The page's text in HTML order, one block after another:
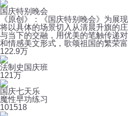
国庆特别晚会
《原创》：《国庆特别晚会》为展
将以具体的场景切入从清晨升旗的
与当下的交融，用优美的笔触传递
和情感美文形式，歌颂祖国的繁荣
122.9万
法制史国庆班
121万
国庆七天乐
魔性早功练习
101518